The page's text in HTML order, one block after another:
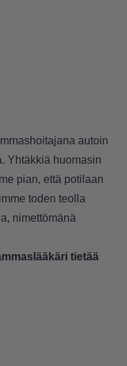
autoin
Yhtäkkiä huomasin
pian, että potilaan
toden teolla
nimettömänä
tietää